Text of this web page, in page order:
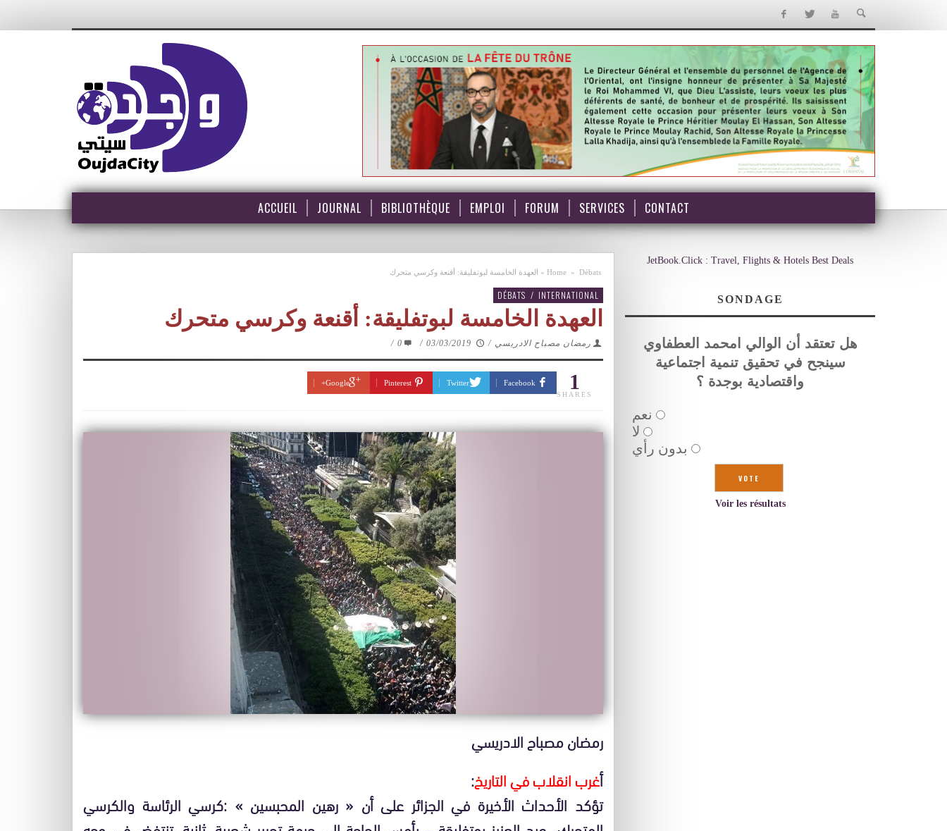
ACCUEIL JOURNAL BIBLIOTHÈQUE EMPLOI FORUM SERVICES CONTACT
Home » Débats
» العهدة الخامسة لبوتفليقة: أقنعة وكرسي متحرك
DÉBATS / INTERNATIONAL
العهدة الخامسة لبوتفليقة: أقنعة وكرسي متحرك
رمضان مصباح الادريسي /
03/03/2019
/
0
/
1
SHARES
Facebook
Twitter
Pinterest
Google+
رمضان مصباح الادريسي
أغرب انقلاب في التاريخ:
تؤكد الأحداث الأخيرة في الجزائر على أن « رهين المحبسين » :كرسي الرئاسة والكرسي
JetBook.Click : Travel, Flights & Hotels Best Deals
SONDAGE
هل تعتقد أن الوالي امحمد العطفاوي
سينجح في تحقيق تنمية اجتماعية
واقتصادية بوجدة ؟
نعم
لا
بدون رأي
Voir les résultats